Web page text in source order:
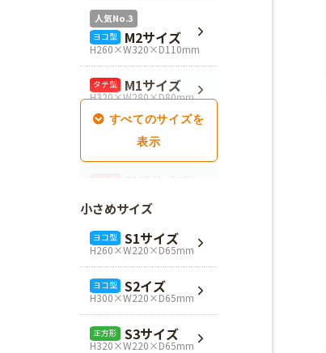
人気No.3
ヨコ型 M2サイズ
H260×W320×D110mm
タテ型 M1サイズ
H320×W280×D80mm
SM1サイズ
H280×W260×D100mm
SM3サイズ
H360×W260×D100mm
L4サイズ
H360×W320×D110mm
L1サイズ
H240×W320×D110mm
小さめサイズ
ヨコ型 S1サイズ
H260×W220×D65mm
ヨコ型 S2イズ
H300×W220×D65mm
正方形 S3サイズ
H320×W220×D65mm